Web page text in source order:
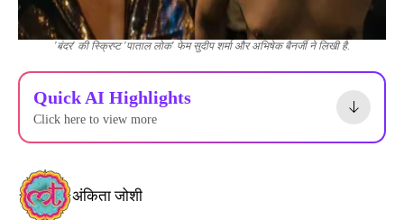
'बंदर' की स्क्रिप्ट 'पाताल लोक' फेम सुदीप शर्मा और अभिषेक बैनर्जी ने लिखी है.
Quick AI Highlights
Click here to view more
अंकिता जोशी